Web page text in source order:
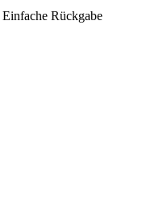
Einfache Rückgabe